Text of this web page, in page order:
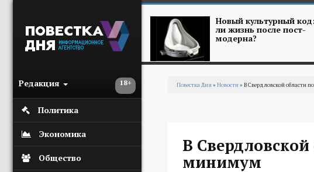
18+
Редакция
Политика
Экономика
Общество
Новый культурный
ли жизнь после пост-
модерна?
Повестка Дня» Новости» В Свердловской области
В
минимум